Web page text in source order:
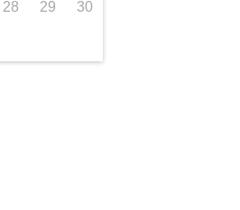
28 29 30